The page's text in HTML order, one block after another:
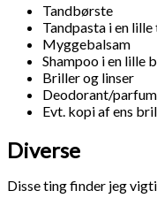
Tandbørste
Tandpasta i en
Myggebalsam
Shampoo i en lille
Briller og linser
Deodorant/
Evt. kopi af ens
Diverse
Disse ting finder jeg